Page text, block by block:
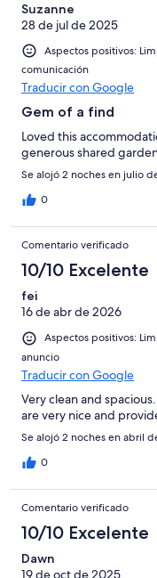
Suzanne
28 de jul de 2025
Aspectos positivos:
comunicación
Traducir con Google
Gem of a find
Loved this
generous shared
Se alojó 2 noches en julio
0
Comentario verificado
10/10 Excelente
fei
16 de abr de 2026
Aspectos positivos:
anuncio
Traducir con Google
Very clean and
are very nice and
Se alojó 2 noches en abril
0
Comentario verificado
10/10 Excelente
Dawn
19 de oct de 2025